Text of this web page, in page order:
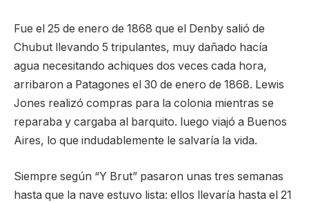
Fue el 25 de enero de 1868 que el Denby salió de
Chubut llevando 5 tripulantes, muy dañado hacía
agua necesitando achiques dos veces cada hora,
arribaron a Patagones el 30 de enero de 1868. Lewis
Jones realizó compras para la colonia mientras se
reparaba y cargaba al barquito. luego viajó a Buenos
Aires, lo que indudablemente le salvaría la vida.
Siempre según “Y Brut” pasaron unas tres semanas
hasta que la nave estuvo lista: ellos llevaría hasta el 21